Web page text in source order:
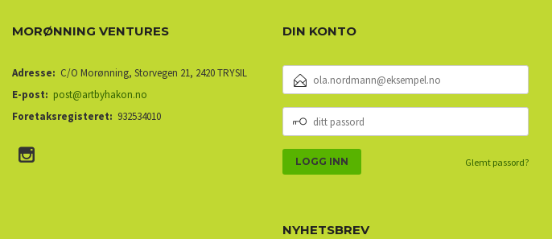
MORØNNING VENTURES
Adresse: C/O Morønning, Storvegen 21, 2420 TRYSIL
E-post: post@artbyhakon.no
Foretaksregisteret: 932534010
DIN KONTO
POSTADRESSE
PASSORD
Glemt passord?
NYHETSBREV